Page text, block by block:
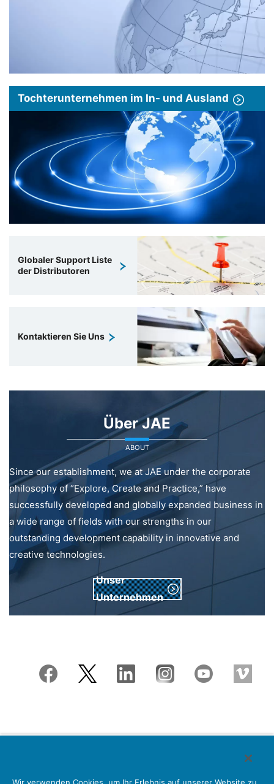
Tochterunternehmen im In- und Ausland
Globaler Support Liste
der Distributoren
Kontaktieren Sie Uns
Über JAE
ABOUT
Since our establishment, we at JAE under the corporate
philosophy of “Explore, Create and Practice,” have
successfully developed and globally expanded business in
a wide range of fields with our strengths in our
outstanding development capability in innovative and
creative technologies.
Unser
Unternehmen